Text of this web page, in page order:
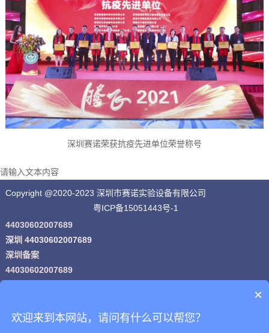
深圳赛诺荣获抗疫先进单位荣誉称号
请输入文本内容
Copyright @2020-2023 深圳市赛诺实验设备有限公司
粤ICP备15051443号-1
44030602007689
深圳 44030602007689
深圳备案
44030602007689
网站地图
×
欢迎来到本网站，请问有什么可以帮您？